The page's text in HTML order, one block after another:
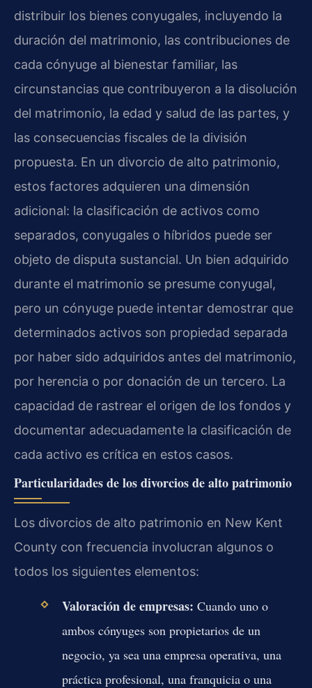
distribuir los bienes conyugales, incluyendo la
duración del matrimonio, las contribuciones de
cada cónyuge al bienestar familiar, las
circunstancias que contribuyeron a la disolución
del matrimonio, la edad y salud de las partes, y
las consecuencias fiscales de la división
propuesta. En un divorcio de alto patrimonio,
estos factores adquieren una dimensión
adicional: la clasificación de activos como
separados, conyugales o híbridos puede ser
objeto de disputa sustancial. Un bien adquirido
durante el matrimonio se presume conyugal,
pero un cónyuge puede intentar demostrar que
determinados activos son propiedad separada
por haber sido adquiridos antes del matrimonio,
por herencia o por donación de un tercero. La
capacidad de rastrear el origen de los fondos y
documentar adecuadamente la clasificación de
cada activo es crítica en estos casos.
Particularidades de los divorcios de alto patrimonio
Los divorcios de alto patrimonio en New Kent
County con frecuencia involucran algunos o
todos los siguientes elementos:
Valoración de empresas: Cuando uno o
ambos cónyuges son propietarios de un
negocio, ya sea una empresa operativa, una
práctica profesional, una franquicia o una